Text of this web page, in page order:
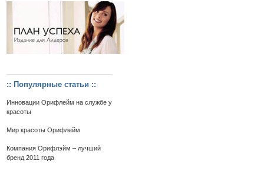
:: Популярные статьи ::
Инновации Орифлейм на службе у
красоты
Мир красоты Орифлейм
Компания Орифлэйм – лучший
бренд 2011 года